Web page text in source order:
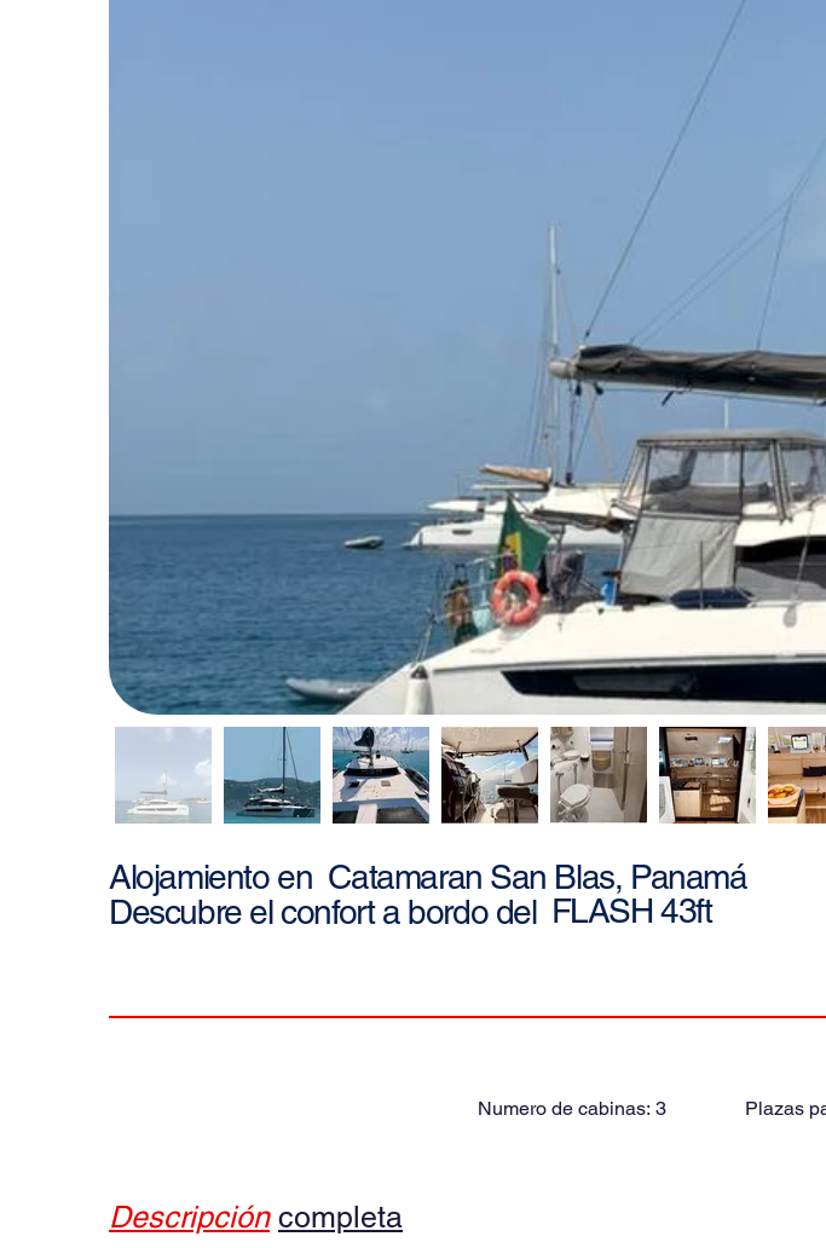
Alojamiento en Catamaran San Blas, Panamá
Descubre el confort a bordo del FLASH 43ft
Numero de cabinas: 3 Plazas
Descripción completa